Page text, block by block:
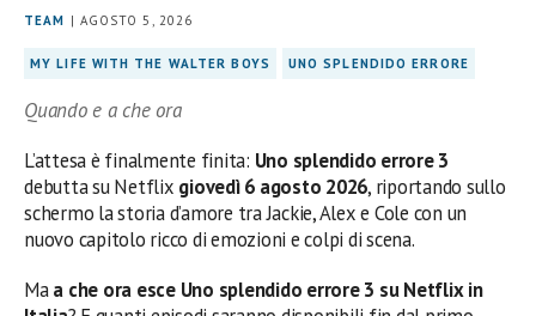
TEAM | AGOSTO 5, 2026
MY LIFE WITH THE WALTER BOYS UNO SPLENDIDO ERRORE
Quando e a che ora
L’attesa è finalmente finita: Uno splendido errore 3
debutta su Netflix giovedì 6 agosto 2026, riportando sullo
schermo la storia d’amore tra Jackie, Alex e Cole con un
nuovo capitolo ricco di emozioni e colpi di scena.
Maa che ora esce Uno splendido errore 3 su Netflix in